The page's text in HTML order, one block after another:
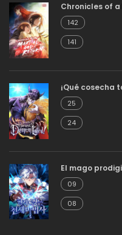
Chronicles of a
142
141
¡Qué cosecha
25
24
El mago
09
08